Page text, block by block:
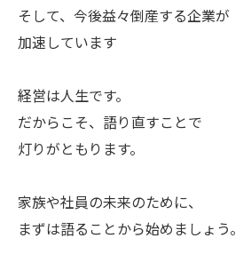
そして、今後益々倒産する企業が
加速しています
経営は人生です。
だからこそ、語り直すことで
灯りがともります。
家族や社員の未来のために、
まずは語ることから始めましょう。